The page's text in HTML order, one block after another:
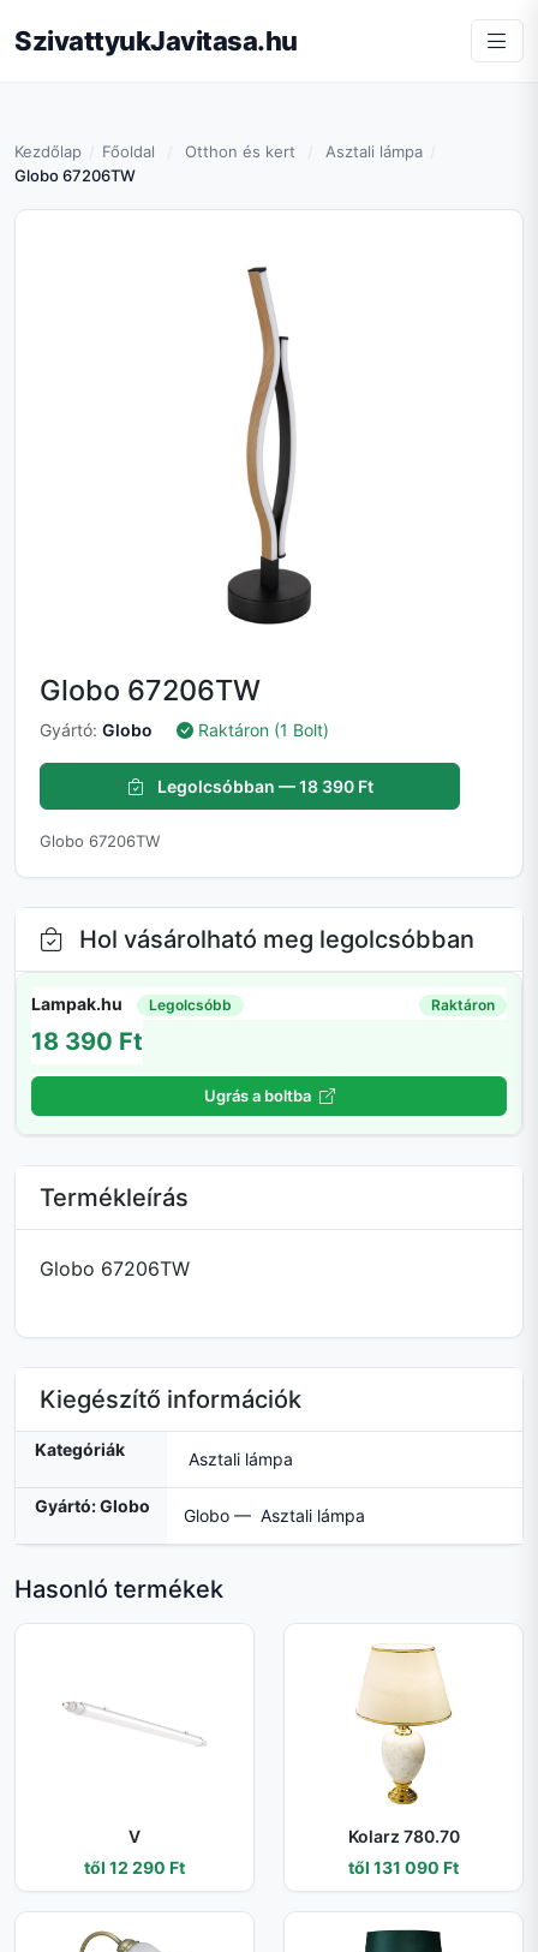
SzivattyukJavitasa.hu
Kezdőlap Főoldal Otthon és kert
Asztali lámpa
Globo 67206TW
Globo 67206TW
Gyártó: Globo Raktáron (1 Bolt)
Legolcsóbban — 18 390 Ft
Globo 67206TW
Hol vásárolható meg legolcsóbban
Lampak.hu Legolcsóbb Raktáron
18 390 Ft
Ugrás a boltba
Termékleírás
Globo 67206TW
Kiegészítő információk
Kategóriák Asztali lámpa
Gyártó: Globo Globo — Asztali lámpa
Hasonló termékek
V
től 12 290 Ft
Kolarz 780.70
től 131 090 Ft